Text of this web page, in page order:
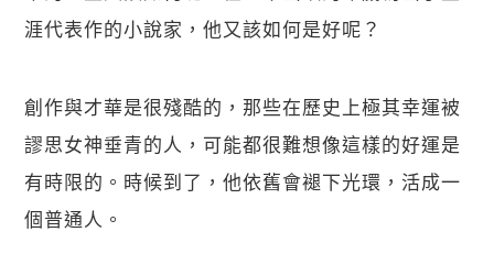
涯代表作的小說家，他又該如何是好呢？
創作與才華是很殘酷的，那些在歷史上極其幸運被
謬思女神垂青的人，可能都很難想像這樣的好運是
有時限的。時候到了，他依舊會褪下光環，活成一
個普通人。